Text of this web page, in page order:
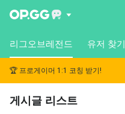
리그오브레전드 유저 찾기
🏆 프로게이머 1:1 코칭 받기!
게시글 리스트